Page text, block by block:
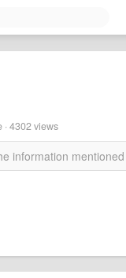
· 4302 views
information